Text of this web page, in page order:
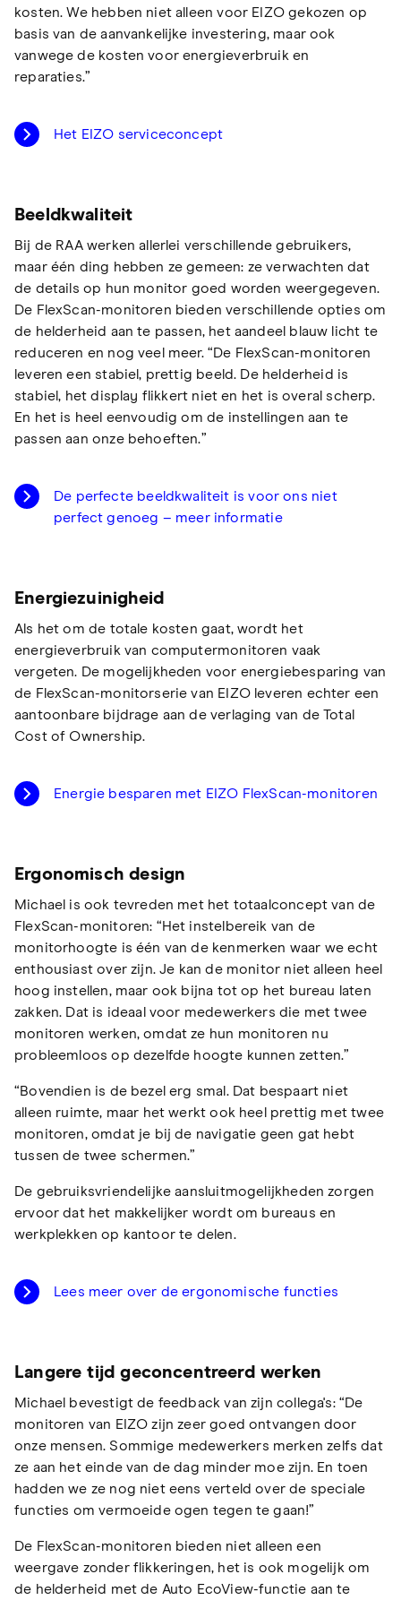
kosten. We hebben niet alleen voor EIZO gekozen op
basis van de aanvankelijke investering, maar ook
vanwege de kosten voor energieverbruik en
reparaties.”
Het EIZO serviceconcept
Beeldkwaliteit
Bij de RAA werken allerlei verschillende gebruikers,
maar één ding hebben ze gemeen: ze verwachten dat
de details op hun monitor goed worden weergegeven.
De FlexScan-monitoren bieden verschillende opties om
de helderheid aan te passen, het aandeel blauw licht te
reduceren en nog veel meer. “De FlexScan-monitoren
leveren een stabiel, prettig beeld. De helderheid is
stabiel, het display flikkert niet en het is overal scherp.
En het is heel eenvoudig om de instellingen aan te
passen aan onze behoeften.”
De perfecte beeldkwaliteit is voor ons niet
perfect genoeg – meer informatie
Energiezuinigheid
Als het om de totale kosten gaat, wordt het
energieverbruik van computermonitoren vaak
vergeten. De mogelijkheden voor energiebesparing van
de FlexScan-monitorserie van EIZO leveren echter een
aantoonbare bijdrage aan de verlaging van de Total
Cost of Ownership.
Energie besparen met EIZO FlexScan-monitoren
Ergonomisch design
Michael is ook tevreden met het totaalconcept van de
FlexScan-monitoren: “Het instelbereik van de
monitorhoogte is één van de kenmerken waar we echt
enthousiast over zijn. Je kan de monitor niet alleen heel
hoog instellen, maar ook bijna tot op het bureau laten
zakken. Dat is ideaal voor medewerkers die met twee
monitoren werken, omdat ze hun monitoren nu
probleemloos op dezelfde hoogte kunnen zetten.”
“Bovendien is de bezel erg smal. Dat bespaart niet
alleen ruimte, maar het werkt ook heel prettig met twee
monitoren, omdat je bij de navigatie geen gat hebt
tussen de twee schermen.”
De gebruiksvriendelijke aansluitmogelijkheden zorgen
ervoor dat het makkelijker wordt om bureaus en
werkplekken op kantoor te delen.
Lees meer over de ergonomische functies
Langere tijd geconcentreerd werken
Michael bevestigt de feedback van zijn collega's: “De
monitoren van EIZO zijn zeer goed ontvangen door
onze mensen. Sommige medewerkers merken zelfs dat
ze aan het einde van de dag minder moe zijn. En toen
hadden we ze nog niet eens verteld over de speciale
functies om vermoeide ogen tegen te gaan!”
De FlexScan-monitoren bieden niet alleen een
weergave zonder flikkeringen, het is ook mogelijk om
de helderheid met de Auto EcoView-functie aan te